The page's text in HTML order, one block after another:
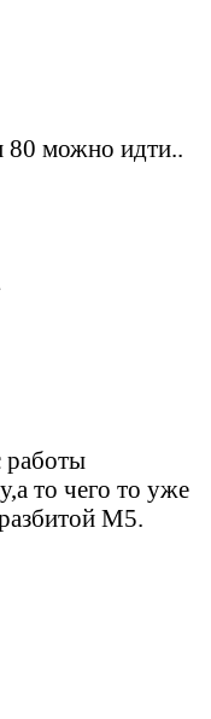
80 можно идти..
работы
то чего то уже
М5.